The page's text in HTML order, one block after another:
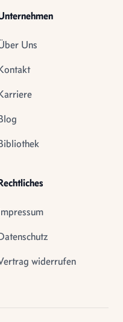
Uns
widerrufen